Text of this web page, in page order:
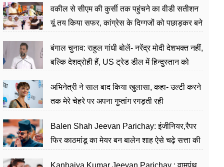
वकील से सीएम की कुर्सी तक पहुंचने का वीडी सतीशन
यूं तय किया सफर, कांग्रेस के दिग्गजों को पछाड़कर बने
बंगाल चुनाव: राहुल गांधी बोलें- नरेंद्र मोदी देशभक्त नहीं,
बल्कि देशद्रोही हैं, US ट्रेड डील में हिन्दुस्तान को
अभिनेत्री ने साल बाद किया खुलासा, कहा- उल्टी करने
तक मेरे चेहरे पर अपना गुप्तांग रगड़ती रही
Balen Shah Jeevan Parichay: इंजीनियर,रैपर
फिर काठमांडू का मेयर बन बालेन शाह ऐसे चढ़े सत्ता की
Kanhaiya Kumar Jeevan Parichay : वामपंथ